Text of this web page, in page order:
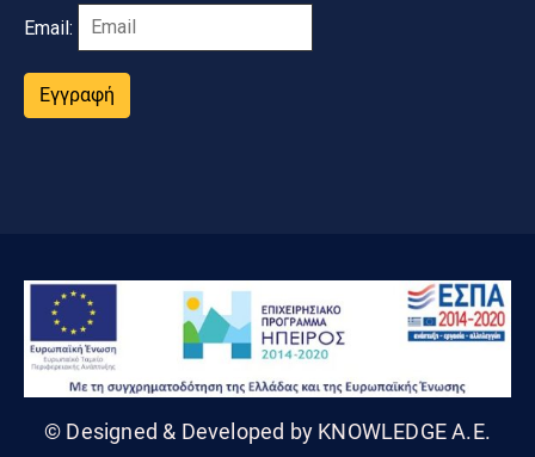
Email:
Εγγραφή
© Designed & Developed by KNOWLEDGE A.E.